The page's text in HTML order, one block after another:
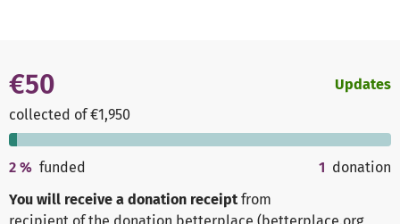
€50
collected of €1,950
Updates
2 % funded 1 donation
You will receive a donation receipt from